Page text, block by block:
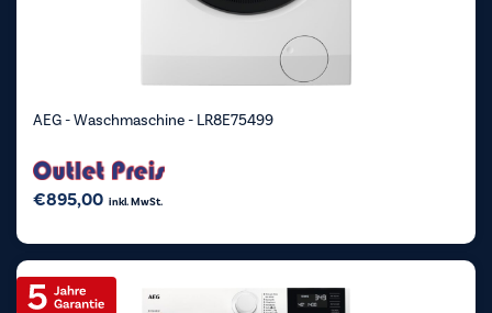
AEG - Waschmaschine - LR8E75499
€895,00 inkl. MwSt.